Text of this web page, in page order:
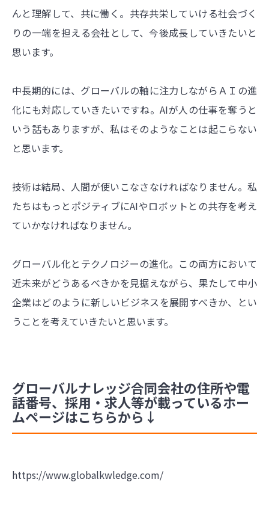
んと理解して、共に働く。共存共栄していける社会づく
りの一端を担える会社として、今後成長していきたいと
思います。
中長期的には、グローバルの軸に注力しながらＡＩの進
化にも対応していきたいですね。AIが人の仕事を奪うと
いう話もありますが、私はそのようなことは起こらない
と思います。
技術は結局、人間が使いこなさなければなりません。私
たちはもっとポジティブにAIやロボットとの共存を考え
ていかなければなりません。
グローバル化とテクノロジーの進化。この両方において
近未来がどうあるべきかを見据えながら、果たして中小
企業はどのように新しいビジネスを展開すべきか、とい
うことを考えていきたいと思います。
グローバルナレッジ合同会社の住所や電
話番号、採用・求人等が載っているホー
ムページはこちらから↓
https://www.globalkwledge.com/